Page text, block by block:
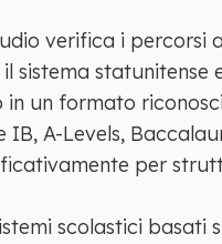
verifica i percorsi
sistema statunitense
un formato
A-Levels,
per
scolastici basati